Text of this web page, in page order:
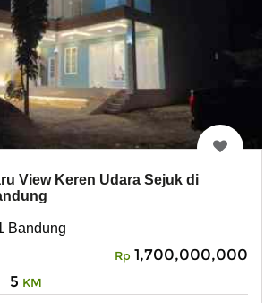
View Keren Udara Sejuk di
Bandung
Rp 1,700,000,000
5 KM